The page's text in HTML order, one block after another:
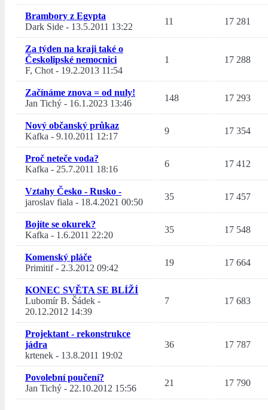
Brambory z Egypta
Dark Side - 13.5.2011 13:22
11 17 281
Za týden na kraji také o
Českolipské nemocnici
F, Chot- 19.2.2013 11:54
1 17 288
Začínáme znova = od nuly!
Jan Tichý - 16.1.2023 13:46
148 17 293
Nový občanský průkaz
Kafka - 9.10.2011 12:17
9 17 354
Proč neteče voda?
Kafka - 25.7.2011 18:16
6 17 412
Vztahy Česko - Rusko -
jaroslav fiala - 18.4.2021 00:50
35 17 457
Bojíte se okurek?
Kafka - 1.6.2011 22:20
35 17 548
Komenský pláče
Primitif- 2.3.2012 09:42
19 17 664
KONEC SVĚTA SE BLÍŽÍ
Lubomír B. Šádek -
20.12.2012 14:39
7 17 683
Projektant - rekonstrukce
jádra
krtenek - 13.8.2011 19:02
36 17 787
Povolební poučení?
Jan Tichý - 22.10.2012 15:56
21 17 790